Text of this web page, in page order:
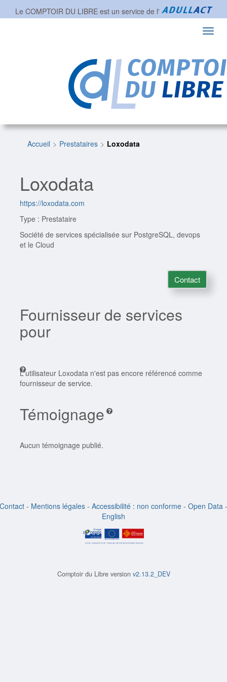
Le COMPTOIR DU LIBRE est un service de l'
Accueil Prestataires Loxodata
Loxodata
https://loxodata.com
Type : Prestataire
Société de services spécialisée sur PostgreSQL, devops
et le Cloud
Contact
Fournisseur de services
pour
L'utilisateur Loxodata n'est pas encore référencé comme
fournisseur de service.
Témoignage
Aucun témoignage publié.
Contact - Mentions légales - Accessibilité : non conforme - Open Data -
English
Comptoir du Libre version v2.13.2_DEV